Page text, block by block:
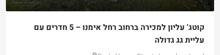
קוטג’ עליון למכירה ברחוב רחל אימנו – 5 חדרים עם
עליית גג גדולה